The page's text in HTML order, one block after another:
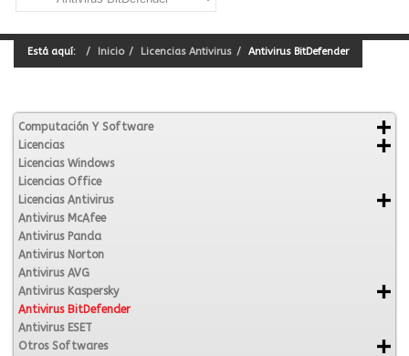
Está aquí: Inicio Licencias Antivirus Antivirus BitDefender
Computación Y Software
Licencias
Licencias Windows
Licencias Office
Licencias Antivirus
Antivirus McAfee
Antivirus Panda
Antivirus Norton
Antivirus AVG
Antivirus Kaspersky
Antivirus BitDefender
Antivirus ESET
Otros Softwares